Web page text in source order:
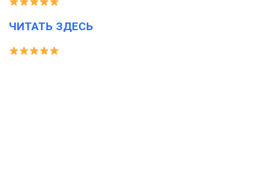
ЧИТАТЬ ЗДЕСЬ